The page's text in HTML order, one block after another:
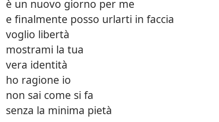
è un nuovo giorno per me
e finalmente posso urlarti in faccia
voglio libertà
mostrami la tua
vera identità
ho ragione io
non sai come si fa
senza la minima pietà